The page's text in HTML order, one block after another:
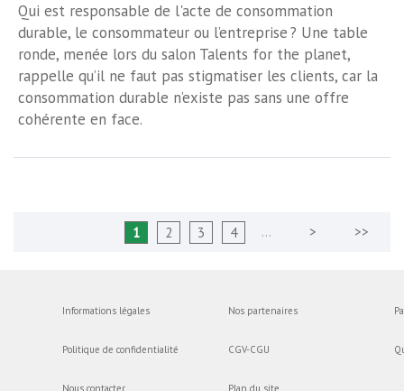
Qui est responsable de l'acte de consommation
durable, le consommateur ou l’entreprise ? Une table
ronde, menée lors du salon Talents for the planet,
rappelle qu’il ne faut pas stigmatiser les clients, car la
consommation durable n’existe pas sans une offre
cohérente en face.
1 2 3 4 …
Informations légales
Politique de confidentialité
Nous contacter
Nos partenaires
CGV-CGU
Plan du site